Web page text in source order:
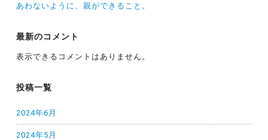
あわないように、親ができること。
最新のコメント
表示できるコメントはありません。
投稿一覧
2024年6月
2024年5月